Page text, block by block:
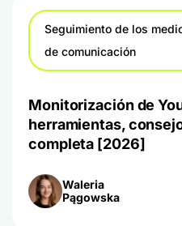
Seguimiento de los
de comunicación
Monitorización de
herramientas,
completa [2026]
Waleria
Pągowska